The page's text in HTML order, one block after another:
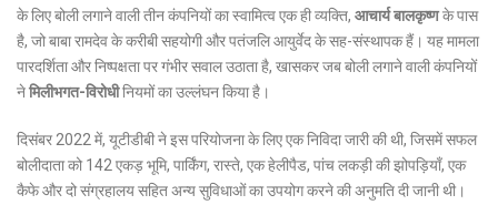
के लिए बोली लगाने वाली तीन कंपनियों का स्वामित्व एक ही व्यक्ति, आचार्य बालकृष्णके पास
है, जो बाबा रामदेव के करीबी सहयोगी और पतंजलि आयुर्वेद के सह-संस्थापक हैं। यह मामला
पारदर्शिता और निष्पक्षता पर गंभीर सवाल उठाता है, खासकर जब बोली लगाने वाली कंपनियों
नेमिलीभगत-विरोधीनियमों का उल्लंघन किया है।
दिसंबर 2022 में, यूटीडीबी ने इस परियोजना के लिए एक निविदा जारी की थी, जिसमें सफल
बोलीदाता को 142 एकड़ भूमि, पार्किंग, रास्ते, एक हेलीपैड, पांच लकड़ी की झोपड़ियाँ, एक
कैफे और दो संग्रहालय सहित अन्य सुविधाओं का उपयोग करने की अनुमति दी जानी थी।